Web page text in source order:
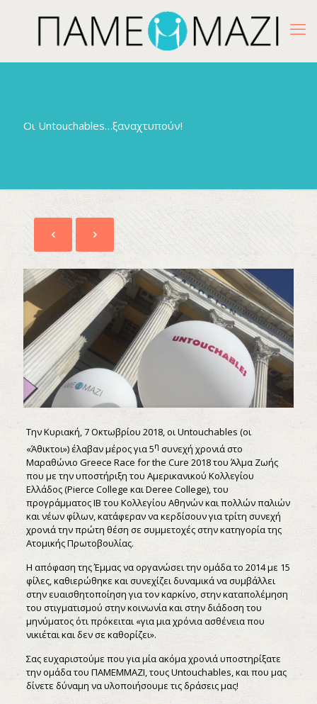
Οι Untouchables…ξαναχτυπούν!
Την Κυριακή, 7 Οκτωβρίου 2018, οι Untouchables (οι
«Άθικτοι») έλαβαν μέρος για 5η συνεχή χρονιά στο
Μαραθώνιο Greece Race for the Cure 2018 του Άλμα Ζωής
που με την υποστήριξη του Αμερικανικού Κολλεγίου
Ελλάδος (Pierce College και Deree College), του
προγράμματος ΙΒ του Κολλεγίου Αθηνών και πολλών παλιών
και νέων φίλων, κατάφεραν να κερδίσουν για τρίτη συνεχή
χρονιά την πρώτη θέση σε συμμετοχές στην κατηγορία της
Ατομικής Πρωτοβουλίας.
Η απόφαση της Έμμας να οργανώσει την ομάδα το 2014 με 15
φίλες, καθιερώθηκε και συνεχίζει δυναμικά να συμβάλλει
στην ευαισθητοποίηση για τον καρκίνο, στην καταπολέμηση
του στιγματισμού στην κοινωνία και στην διάδοση του
μηνύματος ότι πρόκειται «για μια χρόνια ασθένεια που
νικιέται και δεν σε καθορίζει».
Σας ευχαριστούμε που για μία ακόμα χρονιά υποστηρίξατε
την ομάδα του ΠΑΜΕΜΜΑΖΙ, τους Untouchables, και που μας
δίνετε δύναμη να υλοποιήσουμε τις δράσεις μας!